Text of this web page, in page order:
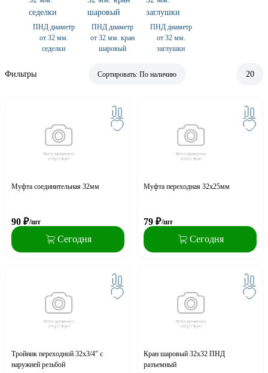
ПНД диаметр
от 32 мм.
седелки
ПНД диаметр
от 32 мм. кран
шаровый
ПНД диаметр
от 32 мм.
заглушки
Фильтры Сортировать: По наличию 20
Муфта соединительная 32мм
90 ₽/шт
Сегодня
Муфта переходная 32x25мм
79 ₽/шт
Сегодня
Тройник переходной 32x3/4" с
наружней резьбой
Кран шаровый 32х32 ПНД
разъемный